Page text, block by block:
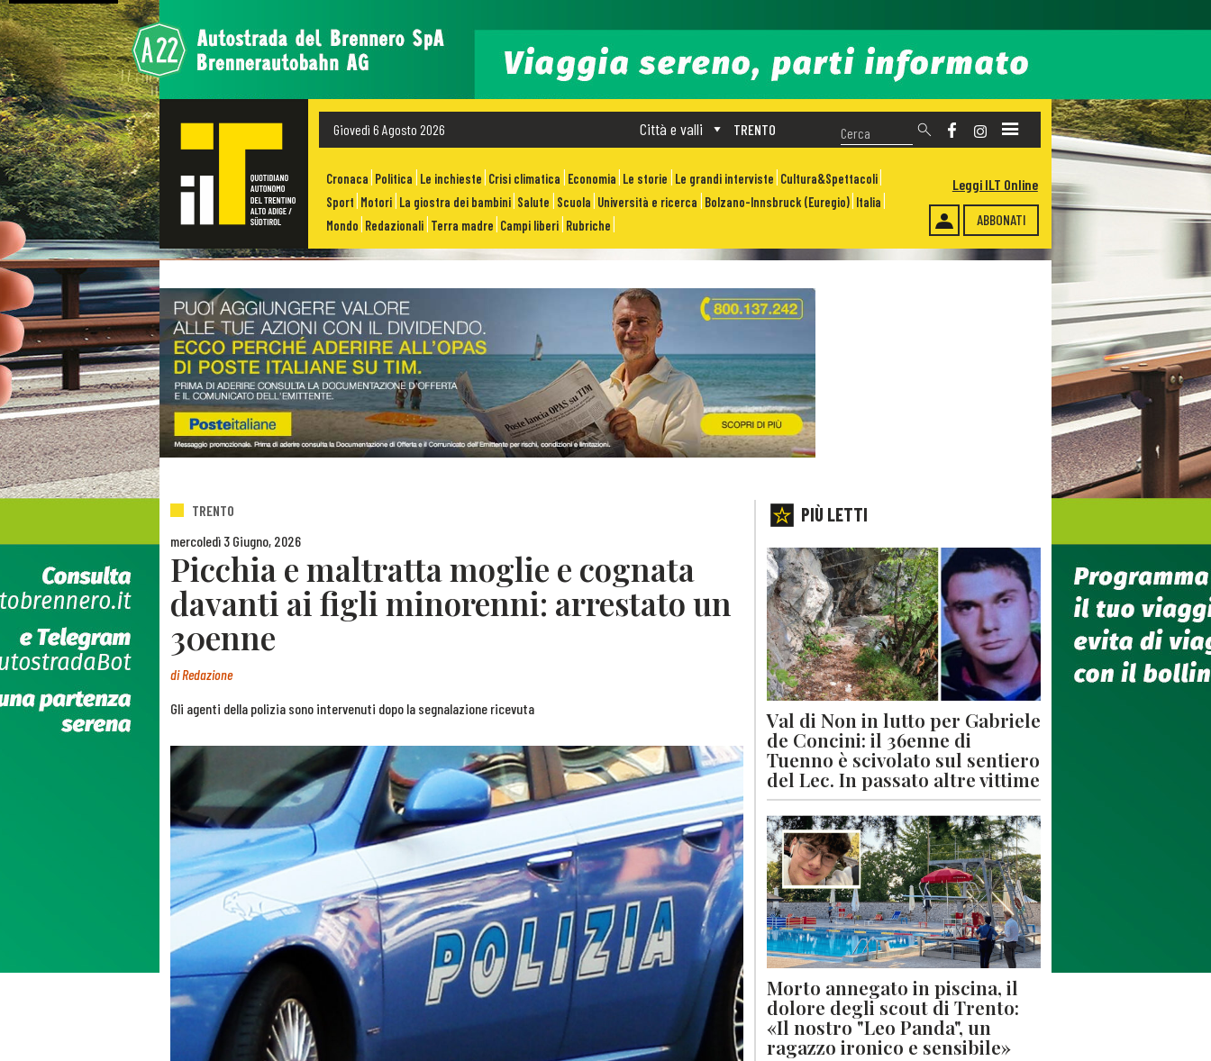
Giovedì 6 Agosto 2026 TRENTO
Città e valli
Cronaca Politica Le inchieste Crisi climatica Economia Le storie Le grandi interviste Cultura&Spettacoli
Sport Motori La giostra dei bambini Salute Scuola Università e ricerca Bolzano-Innsbruck (Euregio) Italia
Mondo Redazionali Terra madre Campi liberi Rubriche ABBONATI
Leggi ILT Online
TRENTO
mercoledì 3 Giugno, 2026
Picchia e maltratta moglie e cognata
davanti ai figli minorenni: arrestato un
30enne
diRedazione
Gli agenti della polizia sono intervenuti dopo la segnalazione ricevuta
PIÙ LETTI
Val di Non in lutto per Gabriele
de Concini: il 36enne di
Tuenno è scivolato sul sentiero
del Lec. In passato altre vittime
Morto annegato in piscina, il
dolore degli scout di Trento:
«Il nostro "Leo Panda", un
ragazzo ironico e sensibile»